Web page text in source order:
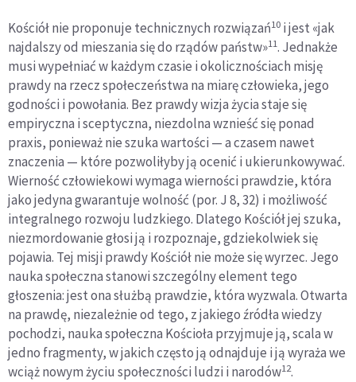
Kościół nie proponuje technicznych rozwiązań10 i jest «jak
najdalszy od mieszania się do rządów państw»11. Jednakże
musi wypełniać w każdym czasie i okolicznościach misję
prawdy na rzecz społeczeństwa na miarę człowieka, jego
godności i powołania. Bez prawdy wizja życia staje się
empiryczna i sceptyczna, niezdolna wznieść się ponad
praxis, ponieważ nie szuka wartości — a czasem nawet
znaczenia — które pozwoliłyby ją ocenić i ukierunkowywać.
Wierność człowiekowi wymaga wierności prawdzie, która
jako jedyna gwarantuje wolność (por. J 8, 32) i możliwość
integralnego rozwoju ludzkiego. Dlatego Kościół jej szuka,
niezmordowanie głosi ją i rozpoznaje, gdziekolwiek się
pojawia. Tej misji prawdy Kościół nie może się wyrzec. Jego
nauka społeczna stanowi szczególny element tego
głoszenia: jest ona służbą prawdzie, która wyzwala. Otwarta
na prawdę, niezależnie od tego, z jakiego źródła wiedzy
pochodzi, nauka społeczna Kościoła przyjmuje ją, scala w
jedno fragmenty, w jakich często ją odnajduje i ją wyraża we
wciąż nowym życiu społeczności ludzi i narodów12.